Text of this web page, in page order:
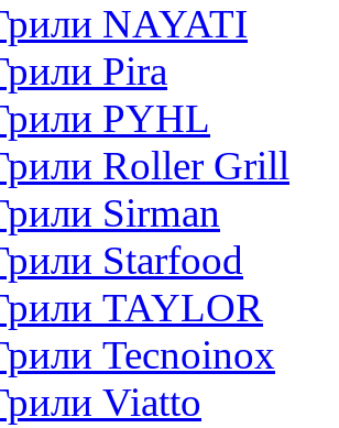
NAYATI
Pira
PYHL
Roller Grill
Sirman
Starfood
TAYLOR
Tecnoinox
Viatto